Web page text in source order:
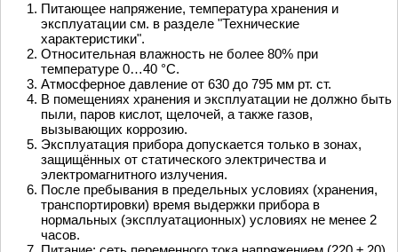
Питающее напряжение, температура хранения и
эксплуатации см. в разделе "Технические
характеристики".
Относительная влажность не более 80% при
температуре 0…40 °С.
Атмосферное давление от 630 до 795 мм рт. ст.
В помещениях хранения и эксплуатации не должно быть
пыли, паров кислот, щелочей, а также газов,
вызывающих коррозию.
Эксплуатация прибора допускается только в зонах,
защищённых от статического электричества и
электромагнитного излучения.
После пребывания в предельных условиях (хранения,
транспортировки) время выдержки прибора в
нормальных (эксплуатационных) условиях не менее 2
часов.